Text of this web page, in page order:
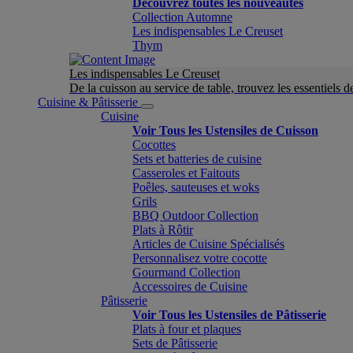
Découvrez toutes les nouveautés
Collection Automne
Les indispensables Le Creuset
Thym
Les indispensables Le Creuset
De la cuisson au service de table, trouvez les essentiels
Cuisine & Pâtisserie
Cuisine
Voir Tous les Ustensiles de Cuisson
Cocottes
Sets et batteries de cuisine
Casseroles et Faitouts
Poêles, sauteuses et woks
Grils
BBQ Outdoor Collection
Plats à Rôtir
Articles de Cuisine Spécialisés
Personnalisez votre cocotte
Gourmand Collection
Accessoires de Cuisine
Pâtisserie
Voir Tous les Ustensiles de Pâtisserie
Plats à four et plaques
Sets de Pâtisserie